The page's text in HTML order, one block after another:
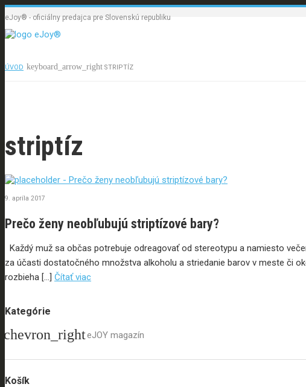
eJoy® - oficiálny predajca pre Slovenskú republiku
ÚVOD STRIPTÍZ
striptíz
9. apríla 2017
Prečo ženy neobľubujú striptízové bary?
Každý muž sa občas potrebuje odreagovať od stereotypu a namiesto
za účasti dostatočného množstva alkoholu a striedanie barov v meste či
rozbieha […] Čítať viac
Kategórie
eJOY magazín
Košík